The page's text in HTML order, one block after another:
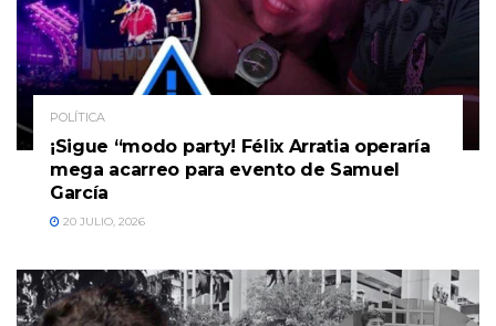
POLÍTICA
¡Sigue “modo party! Félix Arratia operaría
mega acarreo para evento de Samuel
García
20 JULIO, 2026